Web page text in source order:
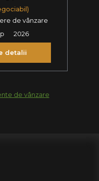
de vânzare
2026
detalii
de vânzare